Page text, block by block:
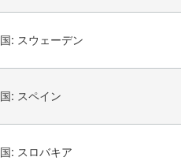
国: スウェーデン
国: スペイン
国: スロバキア